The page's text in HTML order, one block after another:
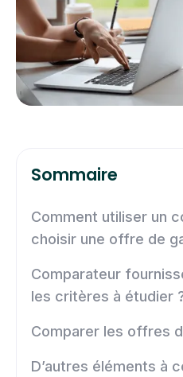
Sommaire
Comment utiliser un
choisir une offre de
Comparateur
les critères à étudier
Comparer les offres
D’autres éléments à